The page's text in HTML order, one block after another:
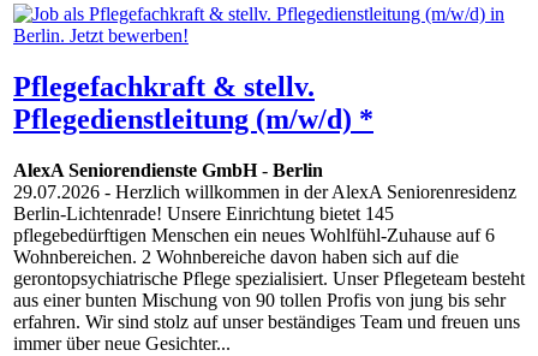
Pflegefachkraft & stellv.
Pflegedienstleitung (m/w/d) *
AlexA Seniorendienste GmbH- Berlin
29.07.2026 - Herzlich willkommen in der AlexA Seniorenresidenz
Berlin-Lichtenrade! Unsere Einrichtung bietet 145
pflegebedürftigen Menschen ein neues Wohlfühl-Zuhause auf 6
Wohnbereichen. 2 Wohnbereiche davon haben sich auf die
gerontopsychiatrische Pflege spezialisiert. Unser Pflegeteam besteht
aus einer bunten Mischung von 90 tollen Profis von jung bis sehr
erfahren. Wir sind stolz auf unser beständiges Team und freuen uns
immer über neue Gesichter...